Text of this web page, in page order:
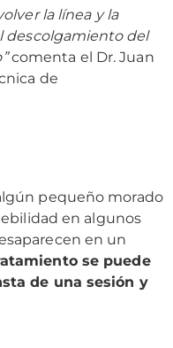
la línea y la
descolgamiento del
comenta el Dr. Juan
de
pequeño morado
en algunos
en un
se puede
de una sesión y